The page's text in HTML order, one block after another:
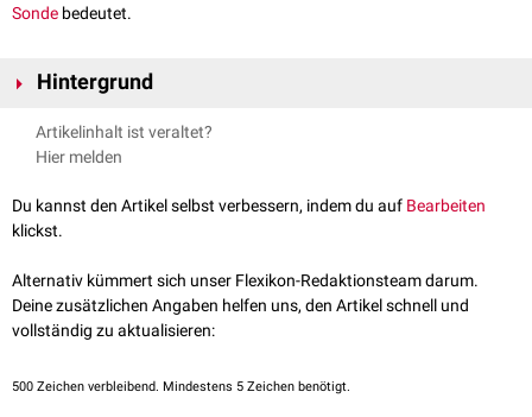
Sonde bedeutet.
Hintergrund
Die in einer Probe enthaltenen Stoffe, deren Vorhandensein oder Gehalt
bestimmt werden soll, bezeichnet man als
Matrix ist zwar kein direkter Gegenstand der Untersuchung, hat aber
einen erheblichen Einfluss auf die Analyse der Proben. Wenn der Analyt
er durch geeignete Methoden vor der Bestimmung angereichert werden.
Darüber hinaus kann die Matrix die Analysewerte auch verfälschen. So
führt z.B. die Hämolyse von Blutzellen zu einem falsch erhöhten
Kaliumspiegel
siehe auch:
Präanalytik
Artikelinhalt ist veraltet?
Hier melden
Du kannst den Artikel selbst verbessern, indem du auf Bearbeiten
klickst.
Alternativ kümmert sich unser Flexikon-Redaktionsteam darum.
Deine zusätzlichen Angaben helfen uns, den Artikel schnell und
vollständig zu aktualisieren:
500 Zeichen verbleibend. Mindestens 5 Zeichen benötigt.